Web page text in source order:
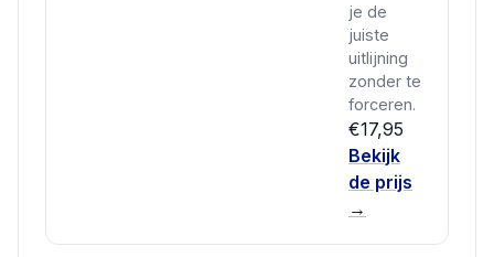
je de
juiste
uitlijning
zonder te
forceren.
€17,95
Bekijk
de prijs
→